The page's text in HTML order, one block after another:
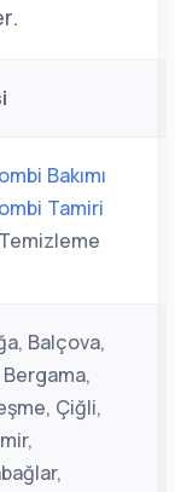
Bakımı
Tamiri
Balçova,
Bergama,
Çiğli,